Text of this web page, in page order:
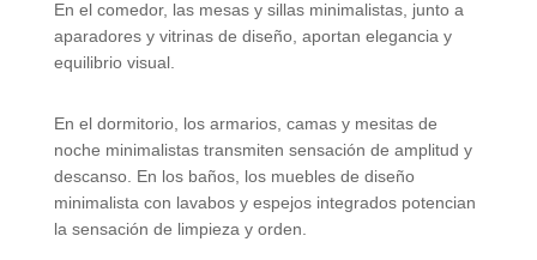
En el comedor, las mesas y sillas minimalistas, junto a
aparadores y vitrinas de diseño, aportan elegancia y
equilibrio visual.
En el dormitorio, los armarios, camas y mesitas de
noche minimalistas transmiten sensación de amplitud y
descanso. En los baños, los muebles de diseño
minimalista con lavabos y espejos integrados potencian
la sensación de limpieza y orden.